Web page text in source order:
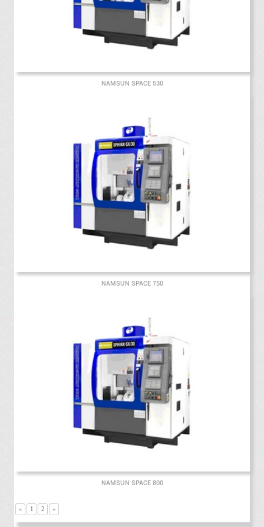
NAMSUN SPACE 530
NAMSUN SPACE 750
NAMSUN SPACE 800
« 1 2 »